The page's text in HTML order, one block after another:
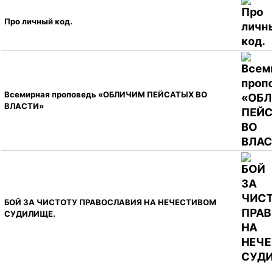
Про личный код.
Всемирная проповедь «ОБЛИЧИМ ПЕЙСАТЫХ ВО
ВЛАСТИ»
БОЙ ЗА ЧИСТОТУ ПРАВОСЛАВИЯ НА НЕЧЕСТИВОМ
СУДИЛИЩЕ.